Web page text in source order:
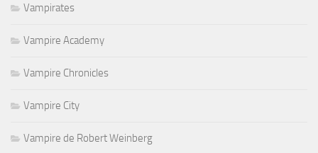
Vampirates
Vampire Academy
Vampire Chronicles
Vampire City
Vampire de Robert Weinberg